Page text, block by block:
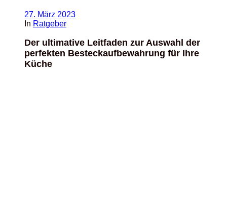
27. März 2023
In Ratgeber
Der ultimative Leitfaden zur Auswahl der
perfekten Besteckaufbewahrung für Ihre
Küche